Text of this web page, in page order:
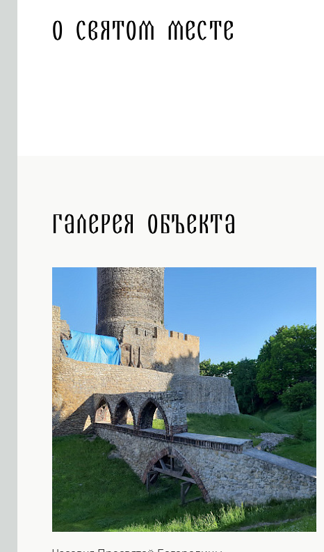
О святом месте
Галерея объекта